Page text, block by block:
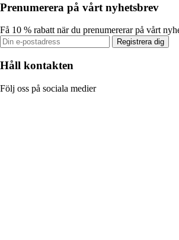
Prenumerera på vårt nyhetsbrev
Få 10 % rabatt när du prenumererar på vårt
Registrera dig
Håll kontakten
Följ oss på sociala medier